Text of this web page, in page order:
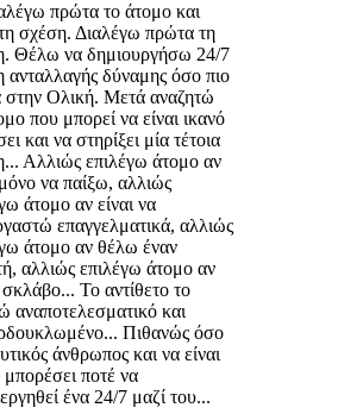
πρώτα το άτομο και
σχέση. Διαλέγω πρώτα τη
Θέλω να δημιουργήσω 24/7
ανταλλαγής δύναμης όσο πιο
στην Ολική. Μετά αναζητώ
που μπορεί να είναι ικανό
και να στηρίξει μία τέτοια
Αλλιώς επιλέγω άτομο αν
μόνο να παίξω, αλλιώς
άτομο αν είναι να
επαγγελματικά, αλλιώς
άτομο αν θέλω έναν
αλλιώς επιλέγω άτομο αν
Το αντίθετο το
αναποτελεσματικό και
Πιθανώς όσο
άνθρωπος και να είναι
ποτέ να
ένα 24/7 μαζί του...